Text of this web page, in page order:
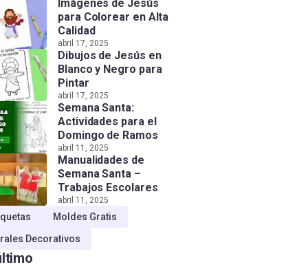
Imágenes de Jesús
para Colorear en Alta
Calidad
abril 17, 2025
Dibujos de Jesús en
Blanco y Negro para
Pintar
abril 17, 2025
Semana Santa:
Actividades para el
Domingo de Ramos
abril 11, 2025
Manualidades de
Semana Santa –
Trabajos Escolares
abril 11, 2025
Moldes Gratis
Decorativos